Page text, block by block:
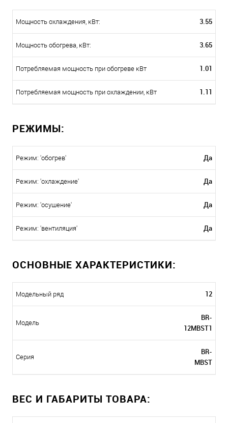
Мощность охлаждения, кВт: 3.55
Мощность обогрева, кВт: 3.65
Потребляемая мощность при обогреве кВт 1.01
Потребляемая мощность при охлаждении, кВт 1.11
РЕЖИМЫ:
Режим: 'обогрев' Да
Режим: 'охлаждение' Да
Режим: 'осушение' Да
Режим: 'вентиляция' Да
ОСНОВНЫЕ ХАРАКТЕРИСТИКИ:
Модельный ряд 12
Модель
BR-
12MBST1
Серия
BR-
MBST
ВЕС И ГАБАРИТЫ ТОВАРА: